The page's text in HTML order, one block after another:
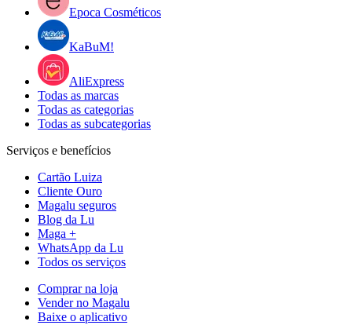
Epoca Cosméticos
KaBuM!
AliExpress
Todas as marcas
Todas as categorias
Todas as subcategorias
Serviços e benefícios
Cartão Luiza
Cliente Ouro
Magalu seguros
Blog da Lu
Maga +
WhatsApp da Lu
Todos os serviços
Comprar na loja
Vender no Magalu
Baixe o aplicativo